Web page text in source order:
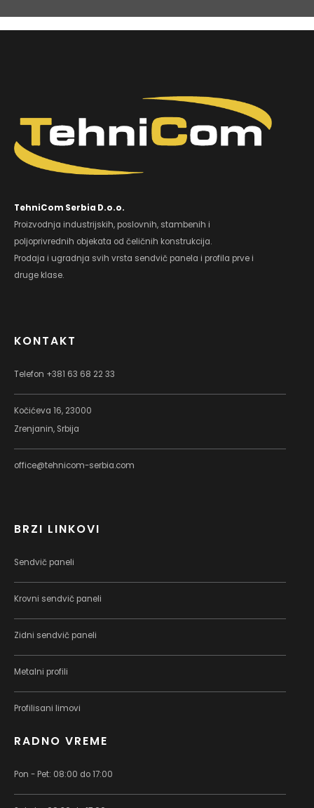
TehniCom Serbia D.o.o.
Proizvodnja industrijskih, poslovnih, stambenih i
poljoprivrednih objekata od čeličnih konstrukcija.
Prodaja i ugradnja svih vrsta sendvič panela i profila prve i
druge klase.
KONTAKT
Telefon +381 63 68 22 33
Kočićeva 16, 23000
Zrenjanin, Srbija
office@tehnicom-serbia.com
BRZI LINKOVI
Sendvič paneli
Krovni sendvič paneli
Zidni sendvič paneli
Metalni profili
Profilisani limovi
RADNO VREME
Pon - Pet: 08:00 do 17:00